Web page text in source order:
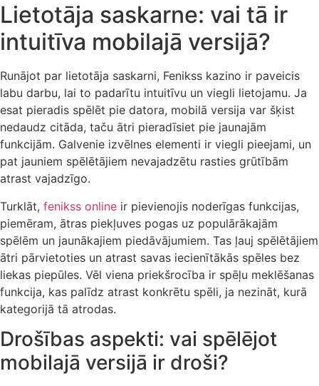
Lietotāja saskarne: vai tā ir
intuitīva mobilajā versijā?
Runājot par lietotāja saskarni, Fenikss kazino ir paveicis
labu darbu, lai to padarītu intuitīvu un viegli lietojamu. Ja
esat pieradis spēlēt pie datora, mobilā versija var šķist
nedaudz citāda, taču ātri pieradīsiet pie jaunajām
funkcijām. Galvenie izvēlnes elementi ir viegli pieejami, un
pat jauniem spēlētājiem nevajadzētu rasties grūtībām
atrast vajadzīgo.
Turklāt, fenikss online ir pievienojis noderīgas funkcijas,
piemēram, ātras piekļuves pogas uz populārākajām
spēlēm un jaunākajiem piedāvājumiem. Tas ļauj spēlētājiem
ātri pārvietoties un atrast savas iecienītākās spēles bez
liekas piepūles. Vēl viena priekšrocība ir spēļu meklēšanas
funkcija, kas palīdz atrast konkrētu spēli, ja nezināt, kurā
kategorijā tā atrodas.
Drošības aspekti: vai spēlējot
mobilajā versijā ir droši?